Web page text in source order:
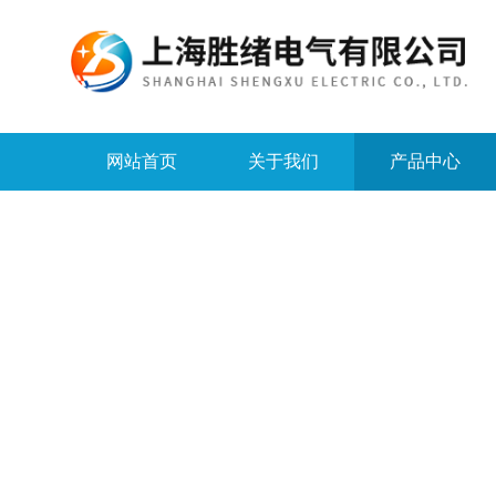
网站首页 关于我们 产品中心